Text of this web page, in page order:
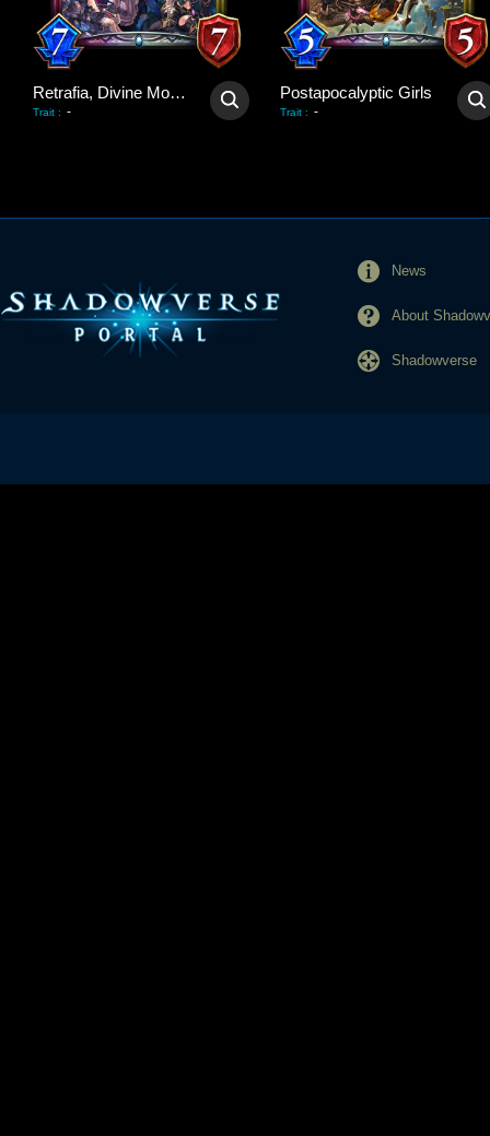
Retrafia, Divine Mother
Trait : -
Postapocalyptic Girls
Trait : -
News
About
Shadowverse